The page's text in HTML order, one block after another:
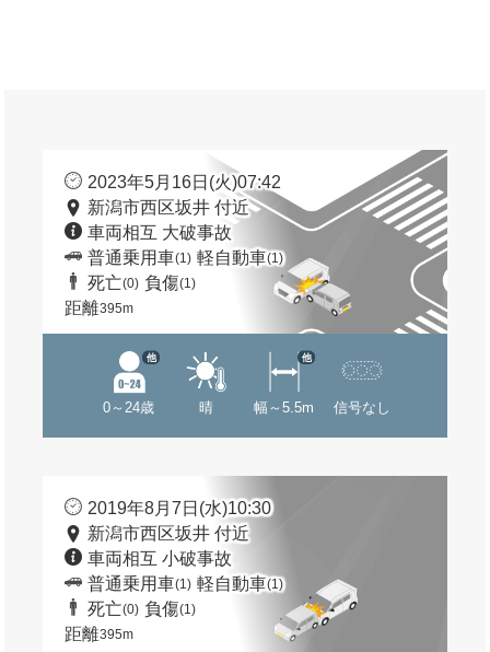
2023年5月16日(火)07:42
新潟市西区坂井 付近
車両相互 大破事故
普通乗用車(1) 軽自動車(1)
死亡(0) 負傷(1)
距離395m
0～24歳
他
晴 幅～5.5m
他
信号なし
2019年8月7日(水)10:30
新潟市西区坂井 付近
車両相互 小破事故
普通乗用車(1) 軽自動車(1)
死亡(0) 負傷(1)
距離395m